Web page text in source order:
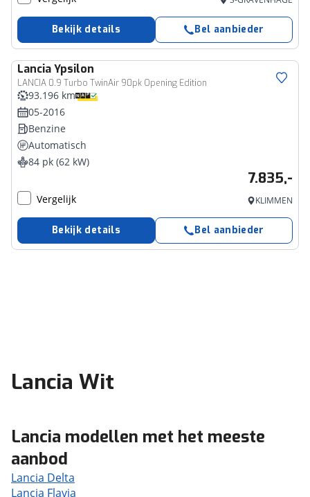
Bekijk details Bel aanbieder
LanciaYpsilon
LANCIA 0.9 Turbo TwinAir 90pk Opening Edition
93.196 km
05-2016
Benzine
Automatisch
84 pk (62 kW)
7.835,-
Vergelijk KLIMMEN
Bekijk details Bel aanbieder
Lancia Wit
Lancia modellen met het meeste
aanbod
Lancia Delta
Lancia Flavia